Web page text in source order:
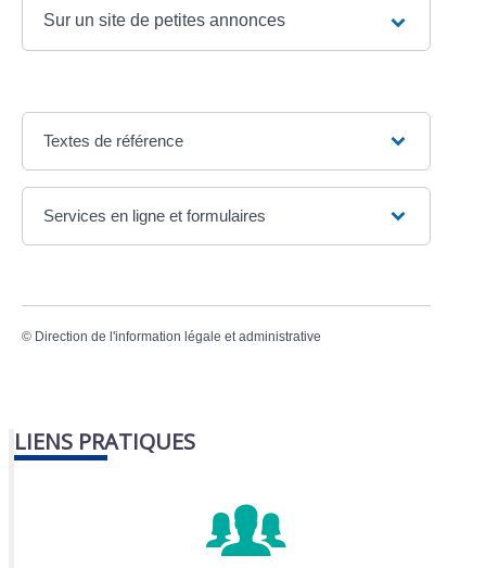
Sur un site de petites annonces
Textes de référence
Services en ligne et formulaires
© Direction de l'information légale et administrative
LIENS PRATIQUES